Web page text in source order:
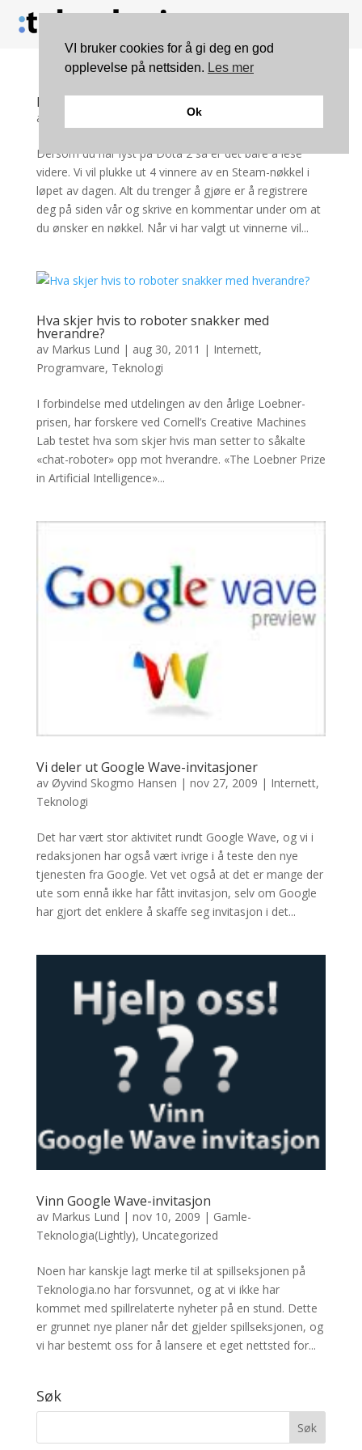
Konkurranse: Lyst på DOTA2?
av des 6, 2012|Spill
Dersom du har lyst på Dota 2 så er det bare å lese
videre. Vi vil plukke ut 4 vinnere av en Steam-nøkkel i
løpet av dagen. Alt du trenger å gjøre er å registrere
deg på siden vår og skrive en kommentar under om at
du ønsker en nøkkel. Når vi har valgt ut vinnerne vil...
Hva skjer hvis to roboter snakker med
hverandre?
av Markus Lund | aug 30, 2011 | Internett,
Programvare, Teknologi
I forbindelse med utdelingen av den årlige Loebner-
prisen, har forskere ved Cornell’s Creative Machines
Lab testet hva som skjer hvis man setter to såkalte
«chat-roboter» opp mot hverandre. «The Loebner Prize
in Artificial Intelligence»...
Vi deler ut Google Wave-invitasjoner
av Øyvind Skogmo Hansen | nov 27, 2009 | Internett,
Teknologi
Det har vært stor aktivitet rundt Google Wave, og vi i
redaksjonen har også vært ivrige i å teste den nye
tjenesten fra Google. Vet vet også at det er mange der
ute som ennå ikke har fått invitasjon, selv om Google
har gjort det enklere å skaffe seg invitasjon i det...
Vinn Google Wave-invitasjon
av Markus Lund | nov 10, 2009 | Gamle-
Teknologia(Lightly), Uncategorized
Noen har kanskje lagt merke til at spillseksjonen på
Teknologia.no har forsvunnet, og at vi ikke har
kommet med spillrelaterte nyheter på en stund. Dette
er grunnet nye planer når det gjelder spillseksjonen, og
vi har bestemt oss for å lansere et eget nettsted for...
Søk
VI bruker cookies for å gi deg en god
opplevelse på nettsiden. Les mer
Ok